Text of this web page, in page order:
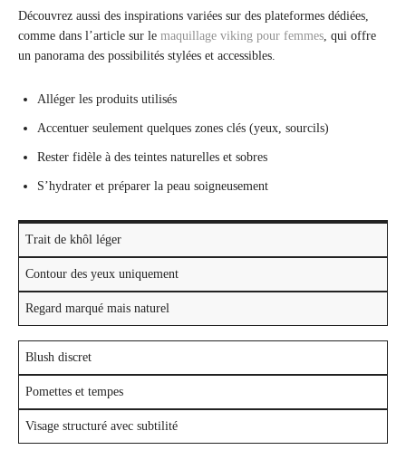
Découvrez aussi des inspirations variées sur des plateformes dédiées,
comme dans l’article sur le maquillage viking pour femmes, qui offre
un panorama des possibilités stylées et accessibles.
Alléger les produits utilisés
Accentuer seulement quelques zones clés (yeux, sourcils)
Rester fidèle à des teintes naturelles et sobres
S’hydrater et préparer la peau soigneusement
Trait de khôl léger
Contour des yeux uniquement
Regard marqué mais naturel
Blush discret
Pomettes et tempes
Visage structuré avec subtilité